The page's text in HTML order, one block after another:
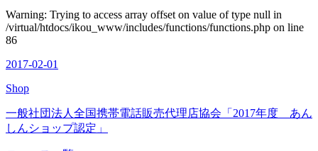
Warning: Trying to access array offset on value of type null in
/virtual/htdocs/ikou_www/includes/functions/functions.php on line
86
2017-02-01
Shop
一般社団法人全国携帯電話販売代理店協会「2017年度 あん
しんショップ認定」